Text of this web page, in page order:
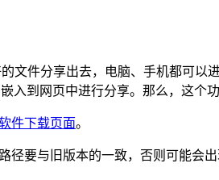
文件分享出去，电脑、手机都可以
入到网页中进行分享。那么，这个
件下载页面。
要与旧版本的一致，否则可能会出